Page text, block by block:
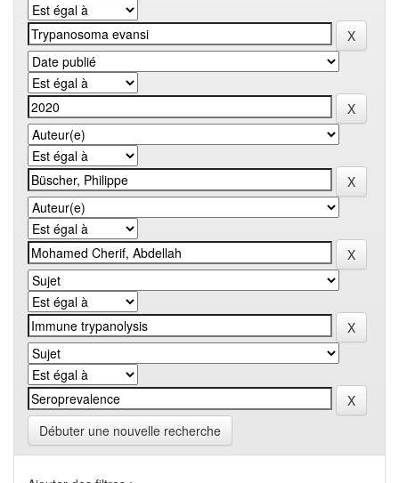
Débuter une nouvelle recherche